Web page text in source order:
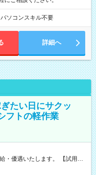
パソコンスキル不要
詳細へ
たい日にサクッ
フトの軽作業
いたします。 【試用期